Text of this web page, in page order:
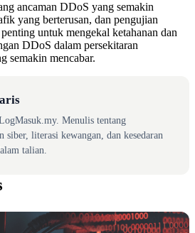
ancaman DDoS yang semakin
yang berterusan, dan pengujian
untuk mengekal ketahanan dan
DDoS dalam persekitaran
semakin mencabar.
Menulis tentang
siber, literasi kewangan, dan kesedaran
talian.